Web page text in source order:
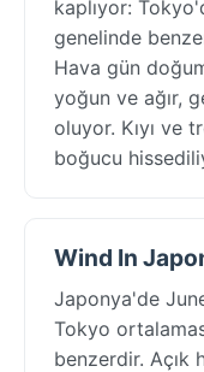
kaplıyor:
genelinde
Hava gün
yoğun ve ağır,
oluyor. Kıyı ve
boğucu
Wind In
Japonya'de
Tokyo
benzerdir. Açık